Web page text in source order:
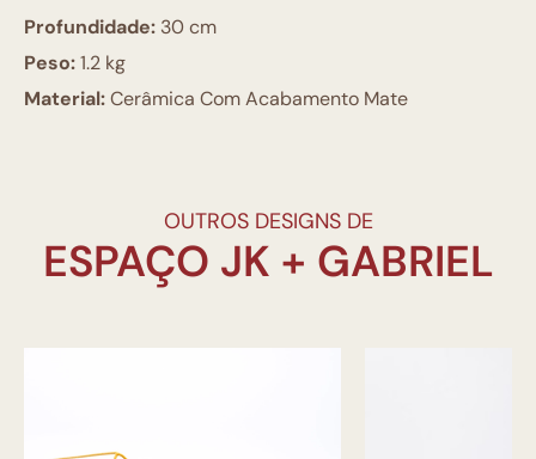
Profundidade: 30 cm
Peso:1.2 kg
Material:Cerâmica Com Acabamento Mate
OUTROS DESIGNS DE